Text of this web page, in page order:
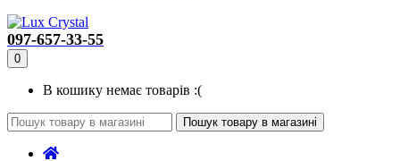
097-657-33-55
0
В кошику немає товарів :(
Пошук товару в магазині